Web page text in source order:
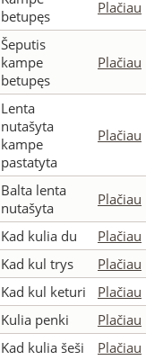
betupęs
Plačiau
Šeputis
kampe
betupęs
Plačiau
Lenta
nutašyta
kampe
pastatyta
Plačiau
Balta lenta
nutašyta
Plačiau
Kad kulia du
Plačiau
Kad kul trys
Plačiau
Kad kul keturi
Plačiau
Kulia penki
Plačiau
Kad kulia šeši Plačiau